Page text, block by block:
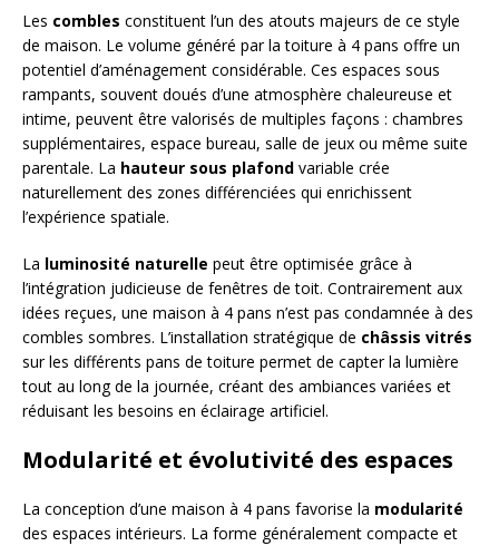
Les combles constituent l’un des atouts majeurs de ce style
de maison. Le volume généré par la toiture à 4 pans offre un
potentiel d’aménagement considérable. Ces espaces sous
rampants, souvent doués d’une atmosphère chaleureuse et
intime, peuvent être valorisés de multiples façons : chambres
supplémentaires, espace bureau, salle de jeux ou même suite
parentale. La hauteur sous plafond variable crée
naturellement des zones différenciées qui enrichissent
l’expérience spatiale.
La luminosité naturelle peut être optimisée grâce à
l’intégration judicieuse de fenêtres de toit. Contrairement aux
idées reçues, une maison à 4 pans n’est pas condamnée à des
combles sombres. L’installation stratégique de châssis vitrés
sur les différents pans de toiture permet de capter la lumière
tout au long de la journée, créant des ambiances variées et
réduisant les besoins en éclairage artificiel.
Modularité et évolutivité des espaces
La conception d’une maison à 4 pans favorise la modularité
des espaces intérieurs. La forme généralement compacte et